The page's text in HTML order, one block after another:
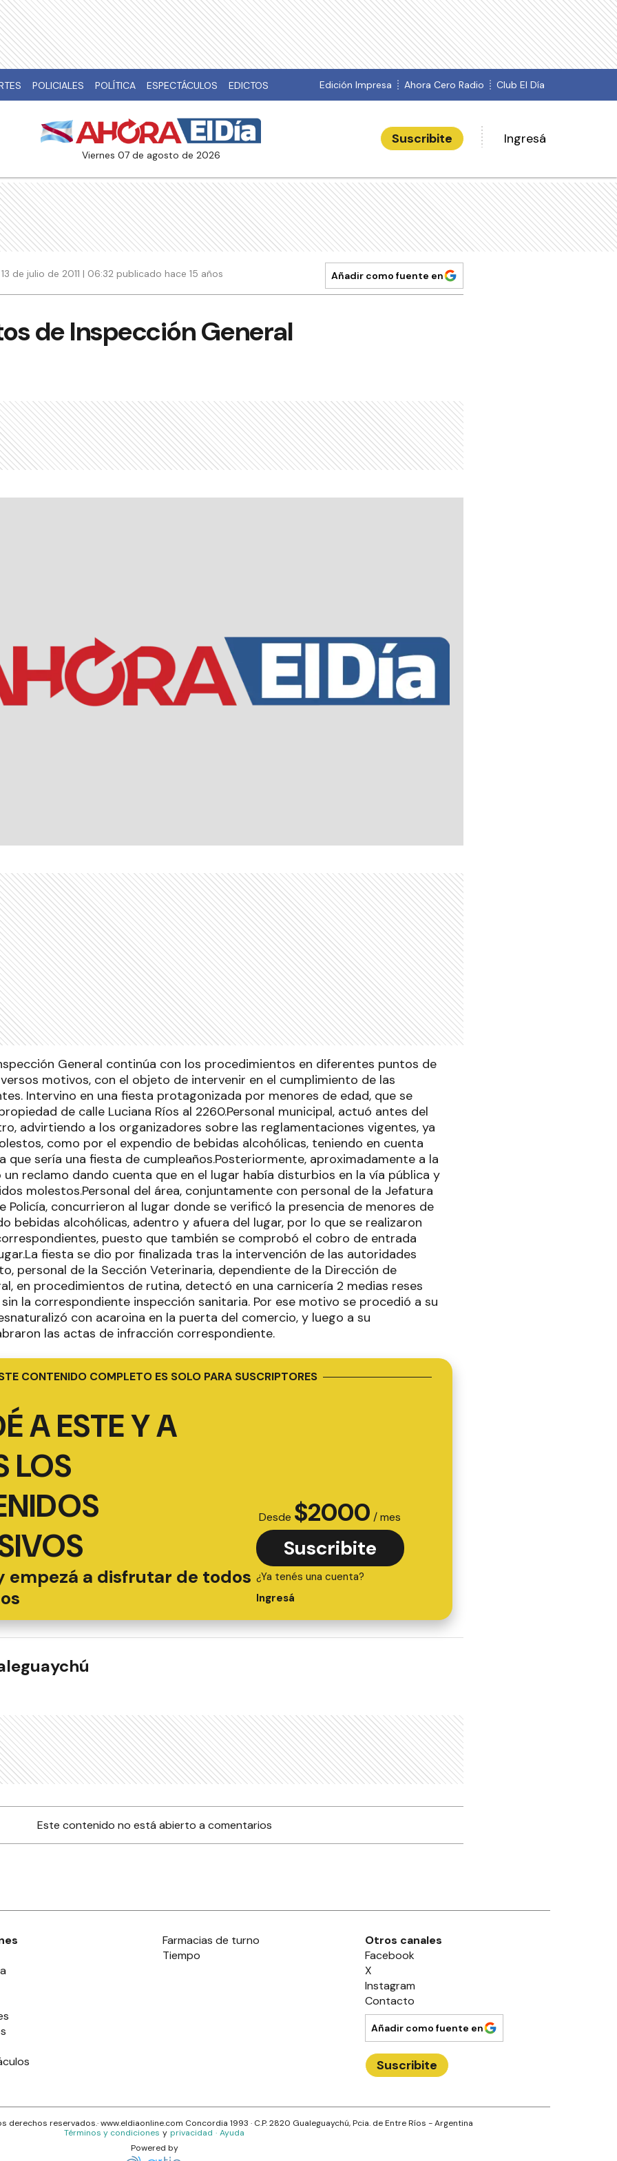
POLICIALES POLÍTICA ESPECTÁCULOS EDICTOS Edición Impresa Ahora Cero Radio Club El Día
viernes 07 de agosto de 2026
Suscribite Ingresá
13 de julio de 2011 | 06:32 publicado hace 15 años Añadir como fuente en
de Inspección General
General continúa con los procedimientos en diferentes puntos de
motivos, con el objeto de intervenir en el cumplimiento de las
Intervino en una fiesta protagonizada por menores de edad, que se
de calle Luciana Ríos al 2260.Personal municipal, actuó antes del
advirtiendo a los organizadores sobre las reglamentaciones vigentes, ya
como por el expendio de bebidas alcohólicas, teniendo en cuenta
que sería una fiesta de cumpleaños.Posteriormente, aproximadamente a la
reclamo dando cuenta que en el lugar había disturbios en la vía pública y
molestos.Personal del área, conjuntamente con personal de la Jefatura
Policía, concurrieron al lugar donde se verificó la presencia de menores de
bebidas alcohólicas, adentro y afuera del lugar, por lo que se realizaron
puesto que también se comprobó el cobro de entrada
fiesta se dio por finalizada tras la intervención de las autoridades
personal de la Sección Veterinaria, dependiente de la Dirección de
en procedimientos de rutina, detectó en una carnicería 2 medias reses
la correspondiente inspección sanitaria. Por ese motivo se procedió a su
con acaroina en la puerta del comercio, y luego a su
las actas de infracción correspondiente.
CONTENIDO COMPLETO ES SOLO PARA SUSCRIPTORES
A ESTE Y A
LOS
empezá a disfrutar de todos
Desde $2000 / mes
Suscribite
¿Ya tenés una cuenta?
Ingresá
Este contenido no está abierto a comentarios
Farmacias de turno
Tiempo
Otros canales
Facebook
X
Instagram
Contacto
Añadir como fuente en
Suscribite
derechos reservados.· www.eldiaonline.com Concordia 1993 · C.P.2820 Gualeguaychú, Pcia. de Entre Ríos - Argentina
Términos y condiciones y privacidad · Ayuda
Powered by